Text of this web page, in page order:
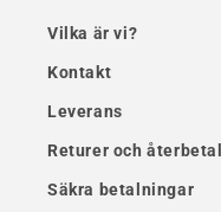
Vilka är vi?
Kontakt
Leverans
Returer och
Säkra betalningar